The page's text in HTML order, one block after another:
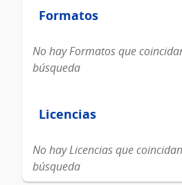
Formatos
Formatos
No hay Formatos que
búsqueda
Licencias
Licencias
No hay Licencias que
búsqueda